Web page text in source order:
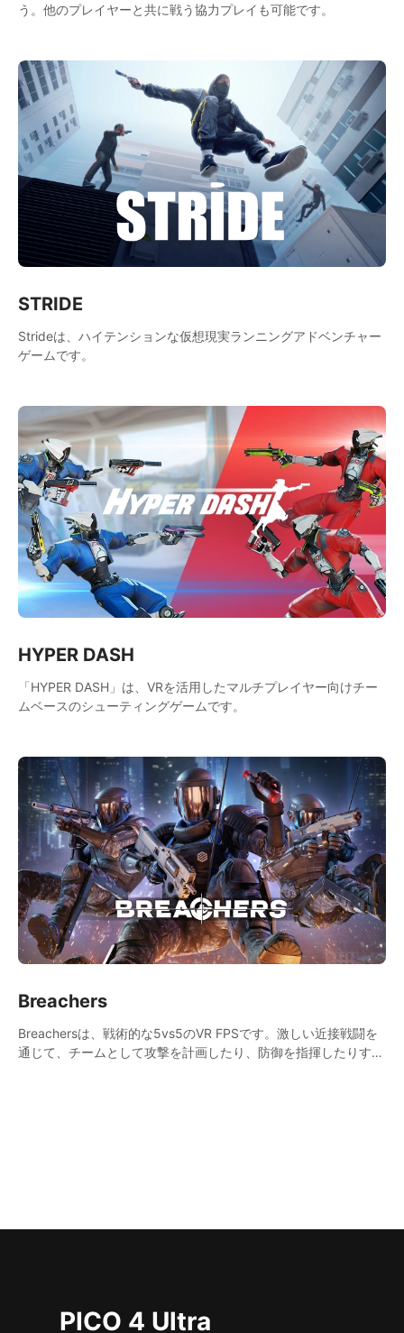
う。他のプレイヤーと共に戦う協力プレイも可能です。
STRIDE
Strideは、ハイテンションな仮想現実ランニングアドベンチャー
ゲームです。
HYPER DASH
「HYPER DASH」は、VRを活用したマルチプレイヤー向けチー
ムベースのシューティングゲームです。
Breachers
Breachersは、戦術的な5vs5のVR FPSです。激しい近接戦闘を
通じて、チームとして攻撃を計画したり、防御を指揮したりする
PICO 4 Ultra